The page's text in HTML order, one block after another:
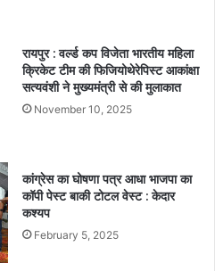
रायपुर : वर्ल्ड कप विजेता भारतीय महिला
क्रिकेट टीम की फिजियोथेरेपिस्ट आकांक्षा
सत्यवंशी ने मुख्यमंत्री से की मुलाकात
November 10, 2025
कांग्रेस का घोषणा पत्र आधा भाजपा का
कॉपी पेस्ट बाकी टोटल वेस्ट : केदार
कश्यप
February 5, 2025